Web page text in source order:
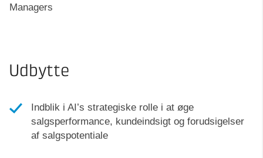
Managers
Udbytte
Indblik i AI’s strategiske rolle i at øge
salgsperformance, kundeindsigt og forudsigelser
af salgspotentiale